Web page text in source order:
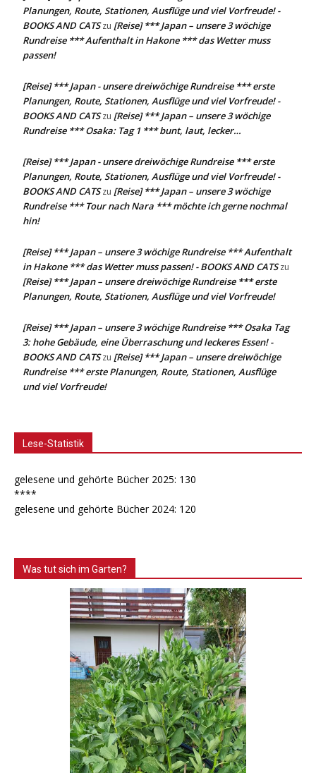
Planungen, Route, Stationen, Ausflüge und viel Vorfreude! -
BOOKS AND CATSzu [Reise] *** Japan – unsere 3 wöchige
Rundreise *** Aufenthalt in Hakone *** das Wetter muss
passen!
[Reise] *** Japan - unsere dreiwöchige Rundreise *** erste
Planungen, Route, Stationen, Ausflüge und viel Vorfreude! -
BOOKS AND CATSzu [Reise] *** Japan – unsere 3 wöchige
Rundreise *** Osaka: Tag 1 *** bunt, laut, lecker…
[Reise] *** Japan - unsere dreiwöchige Rundreise *** erste
Planungen, Route, Stationen, Ausflüge und viel Vorfreude! -
BOOKS AND CATSzu [Reise] *** Japan – unsere 3 wöchige
Rundreise *** Tour nach Nara *** möchte ich gerne nochmal
hin!
[Reise] *** Japan – unsere 3 wöchige Rundreise *** Aufenthalt
in Hakone *** das Wetter muss passen! - BOOKS AND CATSzu
[Reise] *** Japan – unsere dreiwöchige Rundreise *** erste
Planungen, Route, Stationen, Ausflüge und viel Vorfreude!
[Reise] *** Japan – unsere 3 wöchige Rundreise *** Osaka Tag
3: hohe Gebäude, eine Überraschung und leckeres Essen! -
BOOKS AND CATSzu [Reise] *** Japan – unsere dreiwöchige
Rundreise *** erste Planungen, Route, Stationen, Ausflüge
und viel Vorfreude!
Lese-Statistik
gelesene und gehörte Bücher 2025: 130
****
gelesene und gehörte Bücher 2024: 120
Was tut sich im Garten?